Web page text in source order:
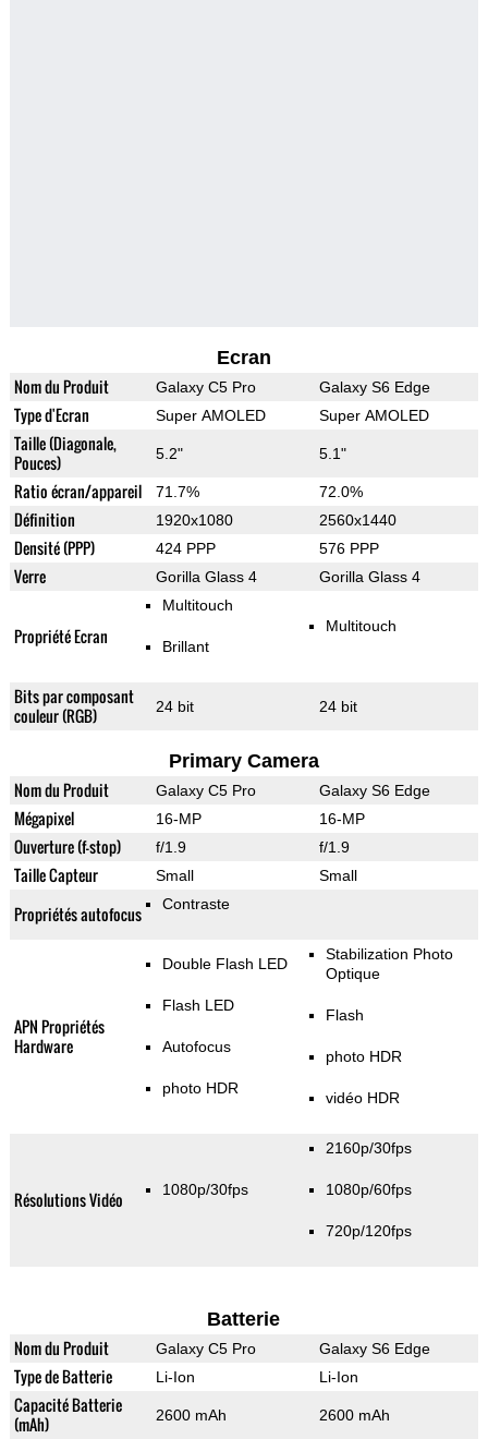
Ecran
Nom du Produit Galaxy C5 Pro Galaxy S6 Edge
Type d'Ecran Super AMOLED Super AMOLED
Taille (Diagonale,
Pouces)
5.2" 5.1"
Ratio écran/appareil 71.7% 72.0%
Définition 1920x1080 2560x1440
Densité (PPP) 424 PPP 576 PPP
Verre Gorilla Glass 4 Gorilla Glass 4
Propriété Ecran
Multitouch
Brillant
Multitouch
Bits par composant
couleur (RGB)
24 bit 24 bit
Primary Camera
Nom du Produit Galaxy C5 Pro Galaxy S6 Edge
Mégapixel 16-MP 16-MP
Ouverture (f-stop) f/1.9 f/1.9
Taille Capteur Small Small
Propriétés autofocus Contraste
APN Propriétés
Hardware
Double Flash LED
Flash LED
Autofocus
photo HDR
Stabilization Photo
Optique
Flash
photo HDR
vidéo HDR
Résolutions Vidéo 1080p/30fps
2160p/30fps
1080p/60fps
720p/120fps
Batterie
Nom du Produit Galaxy C5 Pro Galaxy S6 Edge
Type de Batterie Li-Ion Li-Ion
Capacité Batterie
(mAh)
2600 mAh 2600 mAh